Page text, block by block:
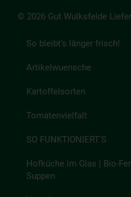
© 2026 Gut Wulksfelde
So bleibt's länger frisch!
Artikelwuensche
Kartoffelsorten
Tomatenvielfalt
SO FUNKTIONIERT'S
Hofküche im Glas | Bio-
Suppen